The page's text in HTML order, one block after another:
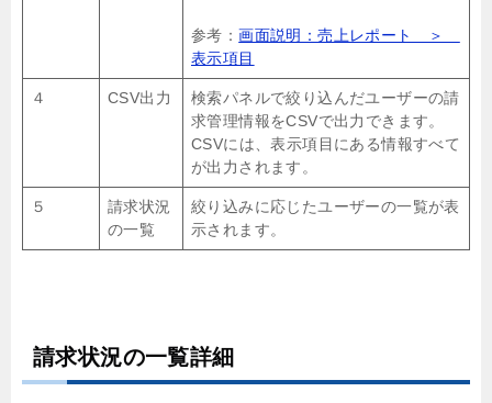
参考：画面説明：売上レポート ＞
表示項目
４ CSV出力
検索パネルで絞り込んだユーザーの請
求管理情報をCSVで出力できます。
CSVには、表示項目にある情報すべて
が出力されます。
５
請求状況
の一覧
絞り込みに応じたユーザーの一覧が表
示されます。
請求状況の一覧詳細